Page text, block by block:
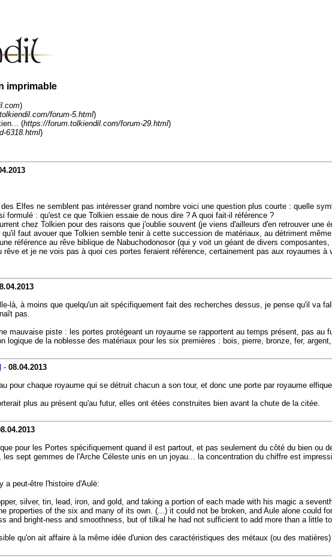
imprimable
)
forum-5.html)
(https://forum.tolkiendil.com/forum-29.html)
6318.html)
Elfes ne semblent pas intéresser grand nombre voici une question plus courte : quelle
formulé : qu'est ce que Tolkien essaie de nous dire ? A quoi fait-il référence ?
chez Tolkien pour des raisons que j'oublie souvent (je viens d'ailleurs d'en retrouver
faut avouer que Tolkien semble tenir à cette succession de matériaux, au détriment
référence au rêve biblique de Nabuchodonosor (qui y voit un géant de divers
et je ne vois pas à quoi ces portes feraient référence, certainement pas aux royaumes à
là, à moins que quelqu'un ait spécifiquement fait des recherches dessus, je pense qu'il va
pas.
mauvaise piste : les portes protégeant un royaume se rapportent au temps présent, pas
logique de la noblesse des matériaux pour les six premières : bois, pierre, bronze, fer, argent,
- 08.04.2013
pour chaque royaume qui se détruit chacun a son tour, et donc une porte par royaume
plus au présent qu'au futur, elles ont étées construites bien avant la chute de la citée.
pour les Portes spécifiquement quand il est partout, et pas seulement du côté du bien
sept gemmes de l'Arche Céleste unis en un joyau... la concentration du chiffre est
a peut-être l'histoire d'Aulë:
silver, tin, lead, iron, and gold, and taking a portion of each made with his magic a
properties of the six and many of its own. (...) it could not be broken, and Aule alone could
and bright-ness and smoothness, but of tilkal he had not sufficient to add more than a little
qu'on ait affaire à la même idée d'union des caractéristiques des métaux (ou des